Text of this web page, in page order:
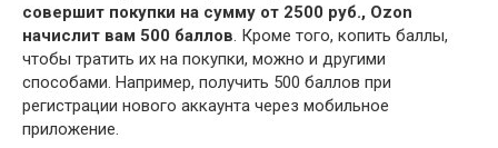
совершит покупки на сумму от 2500 руб., Ozon
начислит вам 500 баллов. Кроме того, копить баллы,
чтобы тратить их на покупки, можно и другими
способами. Например, получить 500 баллов при
регистрации нового аккаунта через мобильное
приложение.